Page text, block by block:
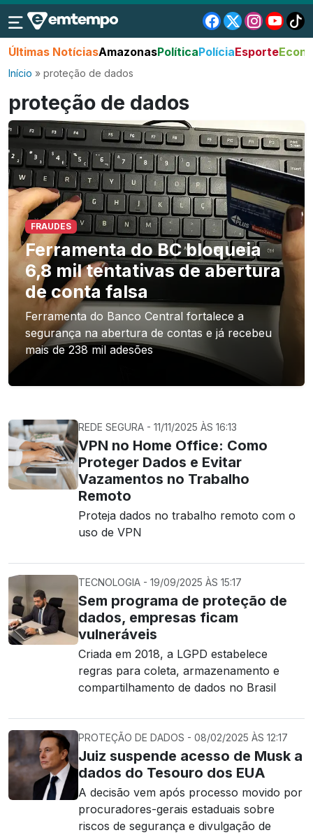
Últimas NotíciasAmazonasPolíticaPolíciaEsporte
Início » proteção de dados
proteção de dados
FRAUDES
Ferramenta do BC bloqueia
6,8 mil tentativas de abertura
de conta falsa
Ferramenta do Banco Central fortalece a
segurança na abertura de contas e já recebeu
mais de 238 mil adesões
REDE SEGURA - 11/11/2025 ÀS 16:13
VPN no Home Office: Como
Proteger Dados e Evitar
Vazamentos no Trabalho
Remoto
Proteja dados no trabalho remoto com o
uso de VPN
TECNOLOGIA - 19/09/2025 ÀS 15:17
Sem programa de proteção de
dados, empresas ficam
vulneráveis
Criada em 2018, a LGPD estabelece
regras para coleta, armazenamento e
compartilhamento de dados no Brasil
PROTEÇÃO DE DADOS - 08/02/2025 ÀS 12:17
Juiz suspende acesso de Musk a
dados do Tesouro dos EUA
A decisão vem após processo movido por
procuradores-gerais estaduais sobre
riscos de segurança e divulgação de